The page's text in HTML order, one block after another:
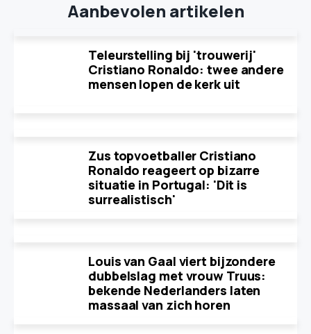
Aanbevolen artikelen
Teleurstelling bij 'trouwerij'
Cristiano Ronaldo: twee andere
mensen lopen de kerk uit
Zus topvoetballer Cristiano
Ronaldo reageert op bizarre
situatie in Portugal: 'Dit is
surrealistisch'
Louis van Gaal viert bijzondere
dubbelslag met vrouw Truus:
bekende Nederlanders laten
massaal van zich horen